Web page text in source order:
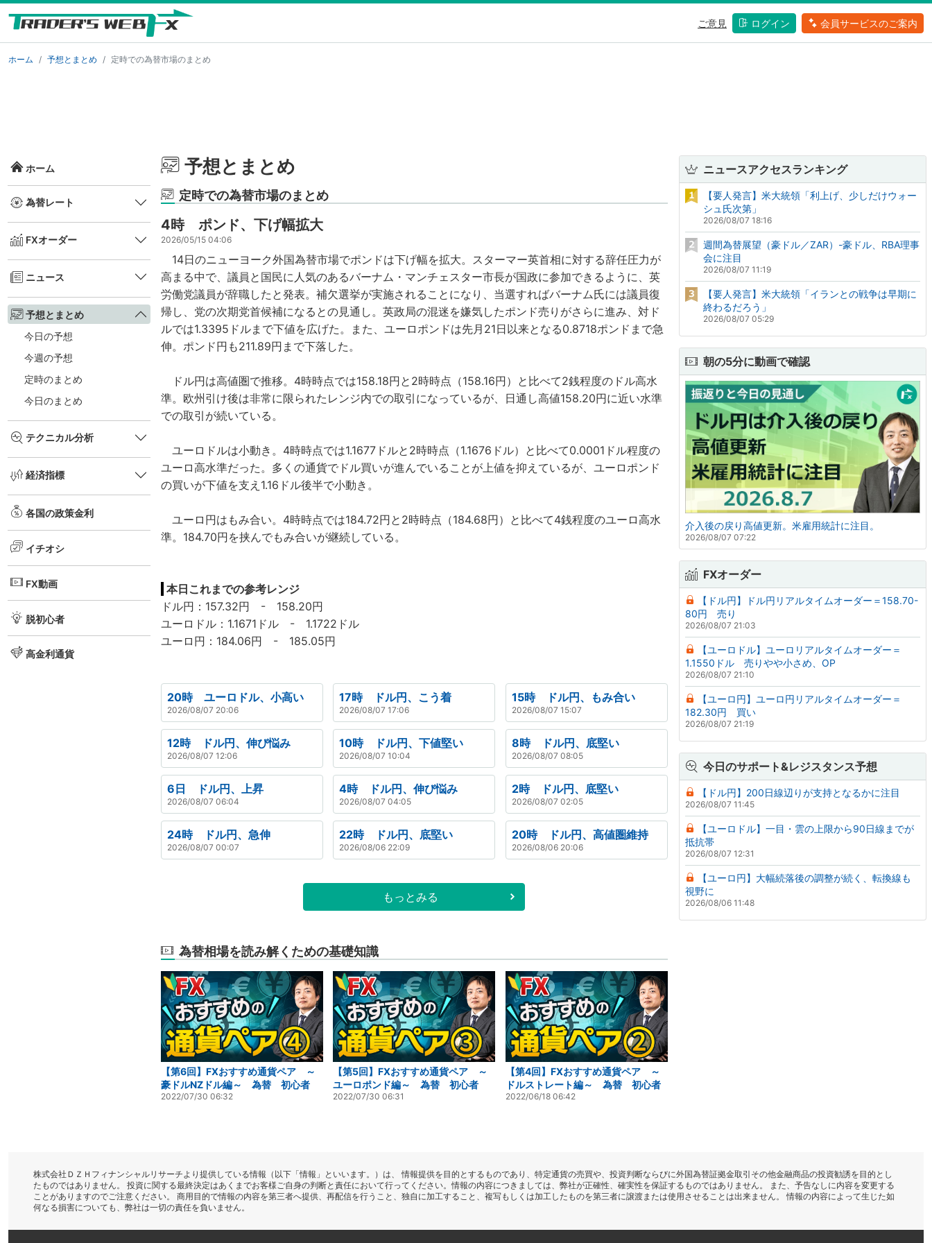
ご意見 ログイン 会員サービスのご案内
ホーム 予想とまとめ 定時での為替市場のまとめ
ホーム
為替レート
FXオーダー
ニュース
予想とまとめ
今日の予想
今週の予想
定時のまとめ
今日のまとめ
テクニカル分析
経済指標
各国の政策金利
イチオシ
FX動画
脱初心者
高金利通貨
予想とまとめ
定時での為替市場のまとめ
4時 ポンド、下げ幅拡大
2026/05/15 04:06
14日のニューヨーク外国為替市場でポンドは下げ幅を拡大。スターマー英首相に対する辞任圧力が
高まる中で、議員と国民に人気のあるバーナム・マンチェスター市長が国政に参加できるように、英
労働党議員が辞職したと発表。補欠選挙が実施されることになり、当選すればバーナム氏には議員復
帰し、党の次期党首候補になるとの見通し。英政局の混迷を嫌気したポンド売りがさらに進み、対ド
ルでは1.3395ドルまで下値を広げた。また、ユーロポンドは先月21日以来となる0.8718ポンドまで急
伸。ポンド円も211.89円まで下落した。
ドル円は高値圏で推移。4時時点では158.18円と2時時点（158.16円）と比べて2銭程度のドル高水
準。欧州引け後は非常に限られたレンジ内での取引になっているが、日通し高値158.20円に近い水準
での取引が続いている。
ユーロドルは小動き。4時時点では1.1677ドルと2時時点（1.1676ドル）と比べて0.0001ドル程度の
ユーロ高水準だった。多くの通貨でドル買いが進んでいることが上値を抑えているが、ユーロポンド
の買いが下値を支え1.16ドル後半で小動き。
ユーロ円はもみ合い。4時時点では184.72円と2時時点（184.68円）と比べて4銭程度のユーロ高水
準。184.70円を挟んでもみ合いが継続している。
本日これまでの参考レンジ
ドル円：157.32円 - 158.20円
ユーロドル：1.1671ドル - 1.1722ドル
ユーロ円：184.06円 - 185.05円
20時 ユーロドル、小高い
2026/08/07 20:06
17時 ドル円、こう着
2026/08/07 17:06
15時 ドル円、もみ合い
2026/08/07 15:07
12時 ドル円、伸び悩み
2026/08/07 12:06
10時 ドル円、下値堅い
2026/08/07 10:04
8時 ドル円、底堅い
2026/08/07 08:05
6日 ドル円、上昇
2026/08/07 06:04
4時 ドル円、伸び悩み
2026/08/07 04:05
2時 ドル円、底堅い
2026/08/07 02:05
24時 ドル円、急伸
2026/08/07 00:07
22時 ドル円、底堅い
2026/08/06 22:09
20時 ドル円、高値圏維持
2026/08/06 20:06
もっとみる
為替相場を読み解くための基礎知識
【第6回】FXおすすめ通貨ペア ～
豪ドルNZドル編～ 為替 初心者
2022/07/30 06:32
【第5回】FXおすすめ通貨ペア ～
ユーロポンド編～ 為替 初心者
2022/07/30 06:31
【第4回】FXおすすめ通貨ペア ～
ドルストレート編～ 為替 初心者
2022/06/18 06:42
ニュースアクセスランキング
【要人発言】米大統領「利上げ、少しだけウォー
シュ氏次第」
2026/08/07 18:16
週間為替展望（豪ドル／ZAR）-豪ドル、RBA理事
会に注目
2026/08/07 11:19
【要人発言】米大統領「イランとの戦争は早期に
終わるだろう」
2026/08/07 05:29
朝の5分に動画で確認
介入後の戻り高値更新。米雇用統計に注目。
2026/08/07 07:22
FXオーダー
【ドル円】ドル円リアルタイムオーダー＝158.70-
80円 売り
2026/08/07 21:03
【ユーロドル】ユーロリアルタイムオーダー＝
1.1550ドル 売りやや小さめ、OP
2026/08/07 21:10
【ユーロ円】ユーロ円リアルタイムオーダー＝
182.30円 買い
2026/08/07 21:19
今日のサポート&レジスタンス予想
【ドル円】200日線辺りが支持となるかに注目
2026/08/07 11:45
【ユーロドル】一目・雲の上限から90日線までが
抵抗帯
2026/08/07 12:31
【ユーロ円】大幅続落後の調整が続く、転換線も
視野に
2026/08/06 11:48
株式会社ＤＺＨフィナンシャルリサーチより提供している情報（以下「情報」といいます。）は、 情報提供を目的とするものであり、特定通貨の売買や、投資判断ならびに外国為替証拠金取引その他金融商品の投資勧誘を目的とし
たものではありません。 投資に関する最終決定はあくまでお客様ご自身の判断と責任において行ってください。情報の内容につきましては、弊社が正確性、確実性を保証するものではありません。 また、予告なしに内容を変更する
ことがありますのでご注意ください。 商用目的で情報の内容を第三者へ提供、再配信を行うこと、独自に加工すること、複写もしくは加工したものを第三者に譲渡または使用させることは出来ません。 情報の内容によって生じた如
何なる損害についても、弊社は一切の責任を負いません。